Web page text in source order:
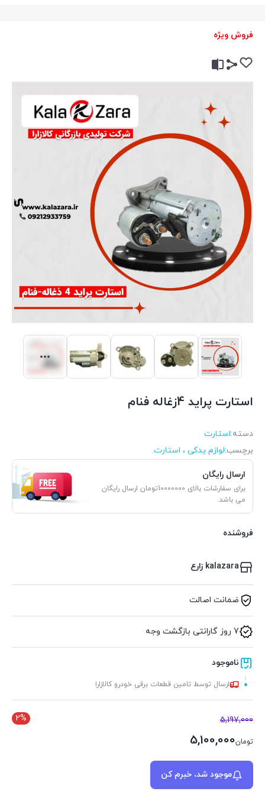
فروش ویژه
استارت پراید 4زغاله فنام
دسته:استارت
برچسب:لوازم یدکی ، استارت
ارسال رایگان
برای سفارشات بالای 10000000تومان ارسال رایگان
می باشد.
فروشنده
kalazara زارع
ضمانت اصالت
7 روز گارانتی بازگشت وجه
ناموجود
ارسال توسط تامین قطعات برقی خودرو کالازارا
2% 5,197,000
تومان5,100,000
موجود شد، خبرم کن